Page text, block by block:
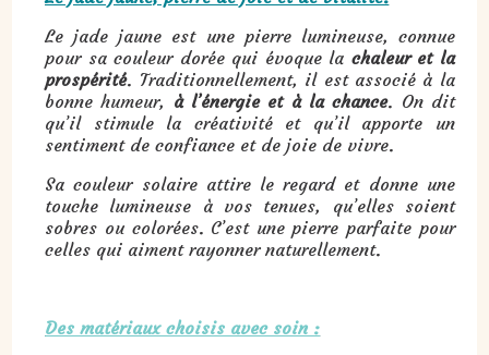
Le jade jaune est une pierre lumineuse, connue
pour sa couleur dorée qui évoque la chaleur et la
prospérité. Traditionnellement, il est associé à la
bonne humeur, à l’énergie et à la chance. On dit
qu’il stimule la créativité et qu’il apporte un
sentiment de confiance et de joie de vivre.
Sa couleur solaire attire le regard et donne une
touche lumineuse à vos tenues, qu’elles soient
sobres ou colorées. C’est une pierre parfaite pour
celles qui aiment rayonner naturellement.
Des matériaux choisis avec soin :